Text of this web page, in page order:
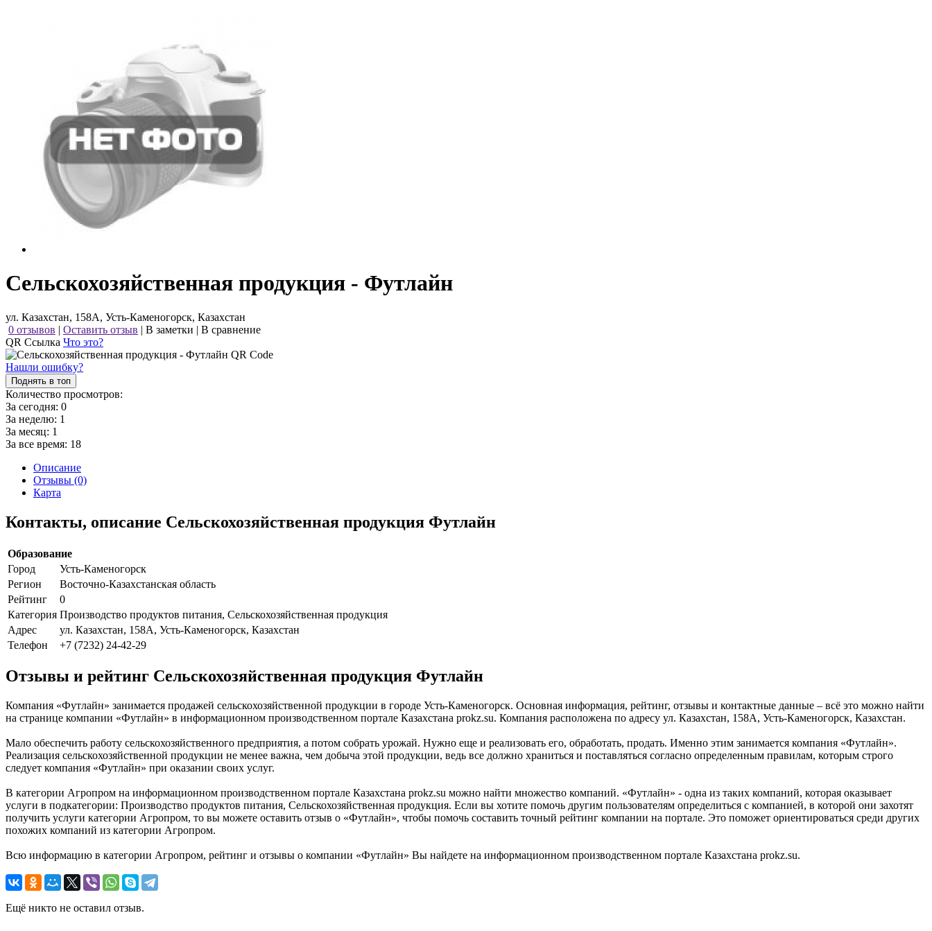
Сельскохозяйственная продукция - Футлайн
ул. Казахстан, 158А, Усть-Каменогорск, Казахстан
0 отзывов | Оставить отзыв | В заметки | В сравнение
QR Ссылка Что это?
Нашли ошибку?
Поднять в топ
Количество просмотров:
За сегодня: 0
За неделю: 1
За месяц: 1
За все время: 18
Описание
Отзывы (0)
Карта
Контакты, описание Сельскохозяйственная продукция Футлайн
Образование
Город
Усть-Каменогорск
Регион
Восточно-Казахстанская область
Рейтинг
0
Категория Производство продуктов питания, Сельскохозяйственная продукция
Адрес
ул. Казахстан, 158А, Усть-Каменогорск, Казахстан
Телефон
+7 (7232) 24-42-29
Отзывы и рейтинг Сельскохозяйственная продукция Футлайн
Компания «Футлайн» занимается продажей сельскохозяйственной продукции в городе Усть-Каменогорск. Основная информация, рейтинг, отзывы и контактные данные – всё это можно найти
на странице компании «Футлайн» в информационном производственном портале Казахстана prokz.su. Компания расположена по адресу ул. Казахстан, 158А, Усть-Каменогорск, Казахстан.
Мало обеспечить работу сельскохозяйственного предприятия, а потом собрать урожай. Нужно еще и реализовать его, обработать, продать. Именно этим занимается компания «Футлайн».
Реализация сельскохозяйственной продукции не менее важна, чем добыча этой продукции, ведь все должно храниться и поставляться согласно определенным правилам, которым строго
следует компания «Футлайн» при оказании своих услуг.
В категории Агропром на информационном производственном портале Казахстана prokz.su можно найти множество компаний. «Футлайн» - одна из таких компаний, которая оказывает
услуги в подкатегории: Производство продуктов питания, Сельскохозяйственная продукция. Если вы хотите помочь другим пользователям определиться с компанией, в которой они захотят
получить услуги категории Агропром, то вы можете оставить отзыв о «Футлайн», чтобы помочь составить точный рейтинг компании на портале. Это поможет ориентироваться среди других
похожих компаний из категории Агропром.
Всю информацию в категории Агропром, рейтинг и отзывы о компании «Футлайн» Вы найдете на информационном производственном портале Казахстана prokz.su.
Ещё никто не оставил отзыв.